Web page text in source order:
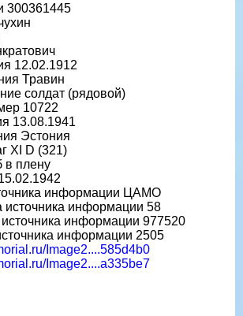
300361445
12.02.1912
Травин
солдат (рядовой)
10722
13.08.1941
Эстония
XI D (321)
в плену
информации ЦАМО
информации 58
информации 977520
информации 2505
Image2....585d4b0
Image2....a335be7